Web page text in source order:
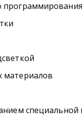
материалов